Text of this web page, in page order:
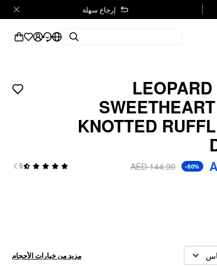
إرجاع سهلة
KNOTTED
-60%
AED 144.90
5
مزيد من خيارات الأحجام